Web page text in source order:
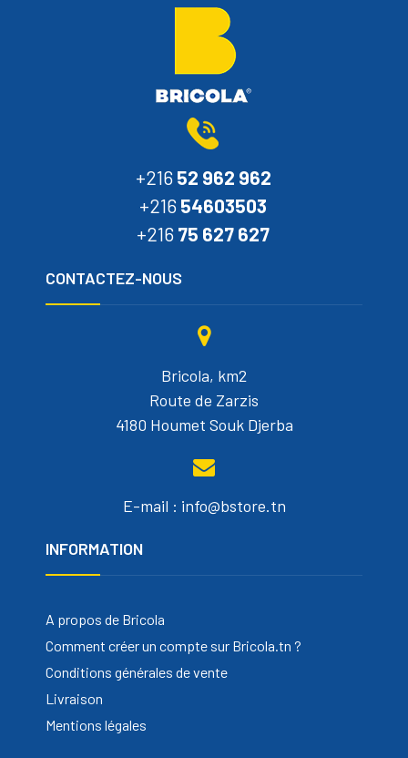
+216 52 962 962
+216 54603503
+216 75 627 627
CONTACTEZ-NOUS
Bricola, km2
Route de Zarzis
4180 Houmet Souk Djerba
E-mail : info@bstore.tn
INFORMATION
A propos de Bricola
Comment créer un compte sur Bricola.tn ?
Conditions générales de vente
Livraison
Mentions légales